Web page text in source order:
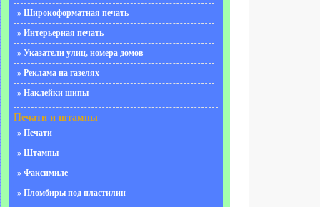
» Широкоформатная печать
» Интерьерная печать
» Указатели улиц, номера домов
» Реклама на газелях
» Наклейки шипы
Печати и штампы
» Печати
» Штампы
» Факсимиле
» Пломбиры под пластилин